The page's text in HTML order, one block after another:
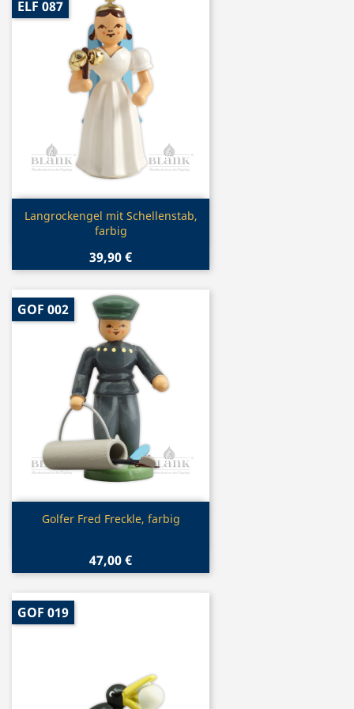
Vorschau
Langrockengel mit Schellenstab,
farbig
39,90 €
ELF 087
Vorschau
Golfer Fred Freckle, farbig
47,00 €
GOF 002
GOF 019